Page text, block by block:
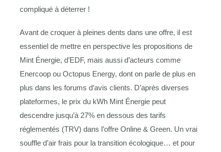
compliqué à déterrer !
Avant de croquer à pleines dents dans une offre, il est
essentiel de mettre en perspective les propositions de
Mint Énergie, d’EDF, mais aussi d’acteurs comme
Enercoop ou Octopus Energy, dont on parle de plus en
plus dans les forums d’avis clients. D’après diverses
plateformes, le prix du kWh Mint Énergie peut
descendre jusqu’à 27% en dessous des tarifs
réglementés (TRV) dans l’offre Online & Green. Un vrai
souffle d’air frais pour la transition écologique… et pour